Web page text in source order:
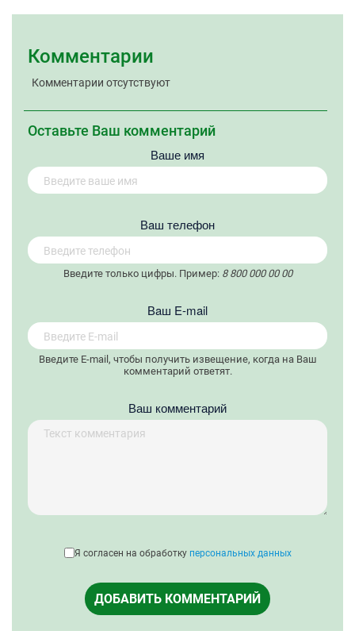
Комментарии
Комментарии отсутствуют
Оставьте Ваш комментарий
Ваше имя
Вaш телефон
Введите только цифры. Пример: 8 800 000 00 00
Вaш E-mail
Введите E-mail, чтобы получить извещение, когда на Ваш
комментарий ответят.
Ваш комментарий
Я согласен на обработку персональных данных
ДОБАВИТЬ КОММЕНТАРИЙ